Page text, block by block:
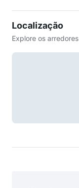
Localização
Explore os arredores